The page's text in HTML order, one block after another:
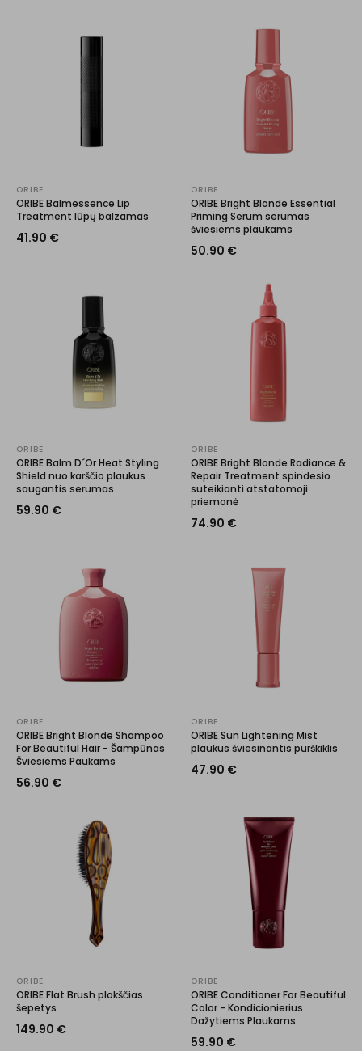
ORIBE
ORIBE Balmessence Lip
Treatment lūpų balzamas
41.90 €
ORIBE
ORIBE Bright Blonde Essential
Priming Serum serumas
šviesiems plaukams
50.90 €
ORIBE
ORIBE Balm D´Or Heat Styling
Shield nuo karščio plaukus
saugantis serumas
59.90 €
ORIBE
ORIBE Bright Blonde Radiance &
Repair Treatment spindesio
suteikianti atstatomoji
priemonė
74.90 €
ORIBE
ORIBE Bright Blonde Shampoo
For Beautiful Hair - Šampūnas
Šviesiems Paukams
56.90 €
ORIBE
ORIBE Sun Lightening Mist
plaukus šviesinantis purškiklis
47.90 €
ORIBE
ORIBE Flat Brush plokščias
šepetys
149.90 €
ORIBE
ORIBE Conditioner For Beautiful
Color - Kondicionierius
Dažytiems Plaukams
59.90 €